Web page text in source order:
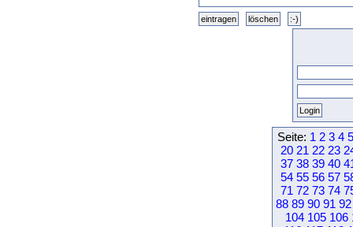
Seite: 1 2 3 4 5
20 21 22 23
37 38 39 40
54 55 56 57
71 72 73 74
88 89 90 91 92
104 105 106